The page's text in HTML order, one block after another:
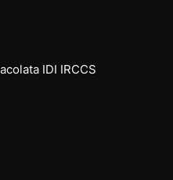
IDI IRCCS